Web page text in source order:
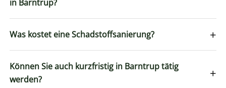
in Barntrup?
Was kostet eine Schadstoffsanierung? +
Können Sie auch kurzfristig in Barntrup tätig
werden?
+